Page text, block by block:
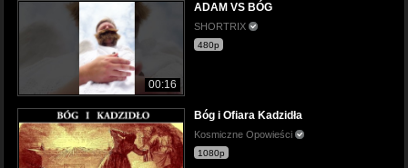
00:16
ADAM VS BÓG
SHORTRIX
480p
Bóg i Ofiara Kadzidła
Kosmiczne Opowieści
1080p